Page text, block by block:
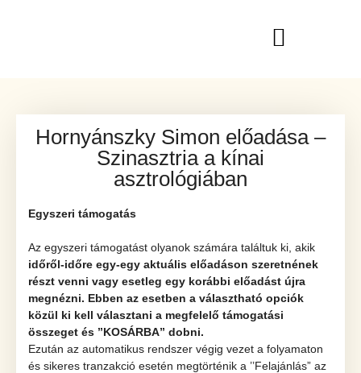
Hornyánszky Simon előadása –
Szinasztria a kínai
asztrológiában
Egyszeri támogatás
Az egyszeri támogatást olyanok számára találtuk ki, akik
időről-időre egy-egy aktuális előadáson szeretnének
részt venni vagy esetleg egy korábbi előadást újra
megnézni. Ebben az esetben a választható opciók
közül ki kell választani a megfelelő támogatási
összeget és ’’KOSÁRBA” dobni.
Ezután az automatikus rendszer végig vezet a folyamaton
és sikeres tranzakció esetén megtörténik a ’’Felajánlás” az